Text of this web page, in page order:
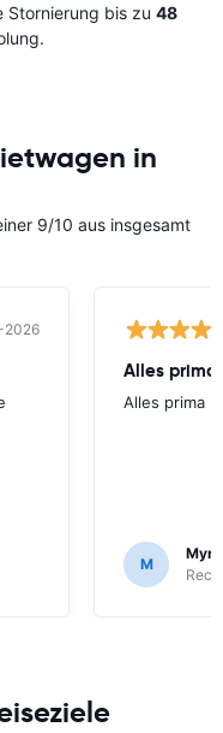
Stornierung bis zu 48
in
9/10 aus insgesamt
Alles prima
Alles prima
M